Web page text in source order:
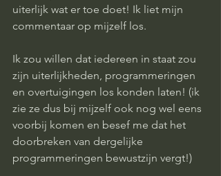
uiterlijk wat er toe doet! Ik liet mijn
commentaar op mijzelf los.
Ik zou willen dat iedereen in staat zou
zijn uiterlijkheden, programmeringen
en overtuigingen los konden laten! (ik
zie ze dus bij mijzelf ook nog wel eens
voorbij komen en besef me dat het
doorbreken van dergelijke
programmeringen bewustzijn vergt!)